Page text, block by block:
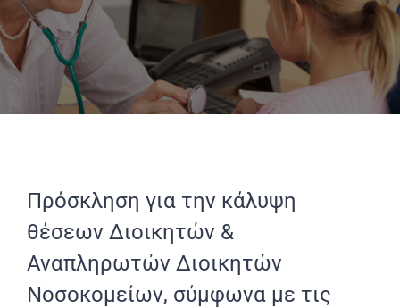
Πρόσκληση για την κάλυψη
θέσεων Διοικητών &
Αναπληρωτών Διοικητών
Νοσοκομείων, σύμφωνα με τις